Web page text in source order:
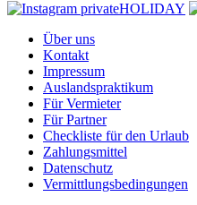
Über uns
Kontakt
Impressum
Auslandspraktikum
Für Vermieter
Für Partner
Checkliste für den Urlaub
Zahlungsmittel
Datenschutz
Vermittlungsbedingungen